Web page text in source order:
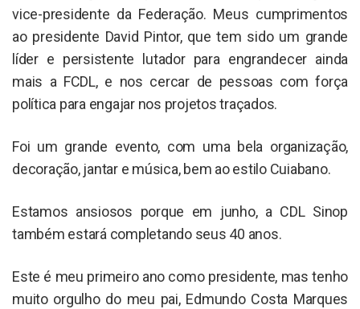
vice-presidente da Federação. Meus cumprimentos
ao presidente David Pintor, que tem sido um grande
líder e persistente lutador para engrandecer ainda
mais a FCDL, e nos cercar de pessoas com força
política para engajar nos projetos traçados.
Foi um grande evento, com uma bela organização,
decoração, jantar e música, bem ao estilo Cuiabano.
Estamos ansiosos porque em junho, a CDL Sinop
também estará completando seus 40 anos.
Este é meu primeiro ano como presidente, mas tenho
muito orgulho do meu pai, Edmundo Costa Marques